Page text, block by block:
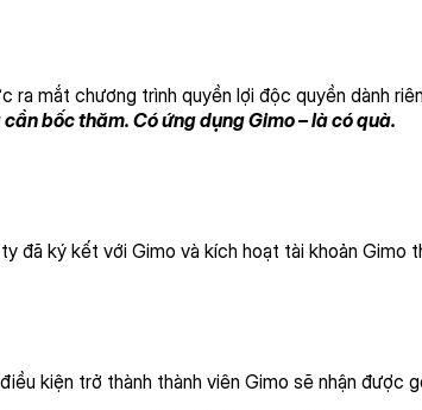
mắt chương trình quyền lợi độc quyền dành
bốc thăm. Có ứng dụng Gimo – là có quà.
đã ký kết với Gimo và kích hoạt tài khoản Gimo
kiện trở thành thành viên Gimo sẽ nhận được